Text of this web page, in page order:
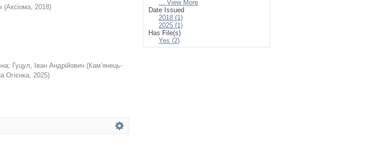
(Аксіома, 2018)
; Гуцул, Іван Андрійович (Кам’янець-
Огієнка, 2025)
... View More
Date Issued
2018 (1)
2025 (1)
Has File(s)
Yes (2)